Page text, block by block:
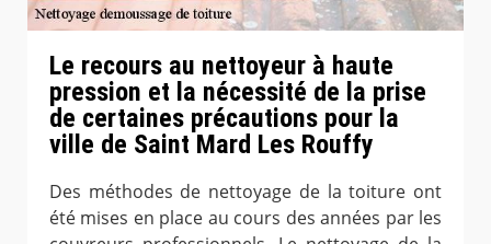
Le recours au nettoyeur à haute
pression et la nécessité de la prise
de certaines précautions pour la
ville de Saint Mard Les Rouffy
Des méthodes de nettoyage de la toiture ont
été mises en place au cours des années par les